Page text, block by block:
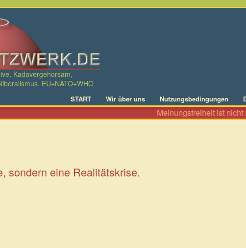
Kadavergehorsam,
EU+NATO+WHO
START Wir über uns Nutzungsbedingungen
Meinungsfreiheit ist nicht nur
sondern eine Realitätskrise.